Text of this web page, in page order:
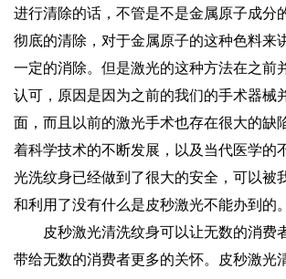
进行清除的话，不管是不是金属原子成分
彻底的清除，对于金属原子的这种色料来
一定的消除。但是激光的这种方法在之前
认可，原因是因为之前的我们的手术器械
面，而且以前的激光手术也存在很大的缺
着科学技术的不断发展，以及当代医学的
光洗纹身已经做到了很大的安全，可以被
和利用了没有什么是皮秒激光不能办到的。
皮秒激光清洗纹身可以让无数的消费
带给无数的消费者更多的关怀。皮秒激光